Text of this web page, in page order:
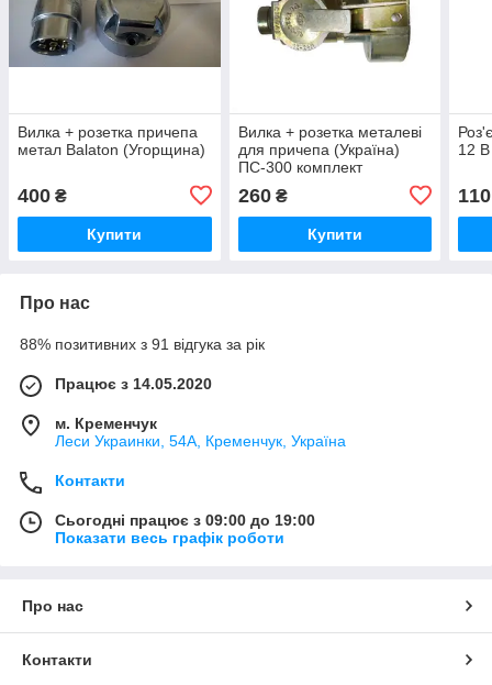
Вилка + розетка причепа
метал Balaton (Угорщина)
400 ₴
Купити
Вилка + розетка металеві
для причепа (Україна)
ПС-300 комплект
260₴
Купити
12
110
Про нас
88% позитивних з 91 відгука за рік
Працює з 14.05.2020
м. Кременчук
Леси Украинки, 54А, Кременчук, Україна
Контакти
Сьогодні працює з 09:00 до 19:00
Показати весь графік роботи
Про нас
Контакти